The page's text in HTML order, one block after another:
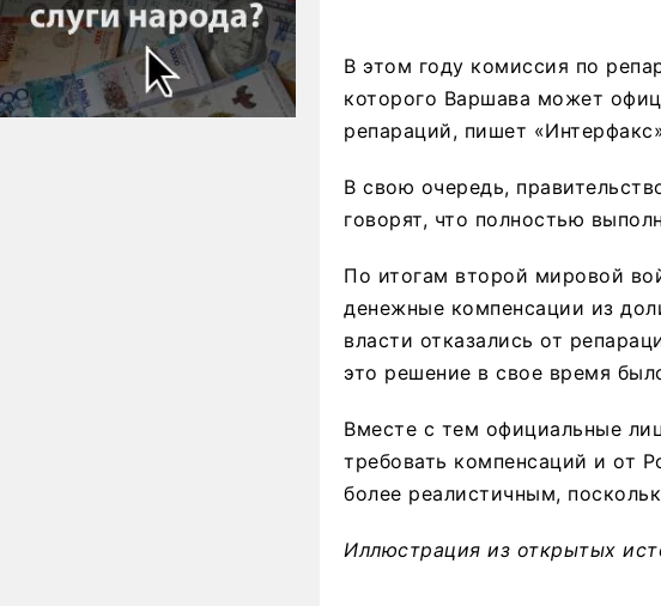
В этом году комиссия по
которого Варшава может
репараций, пишет
В свою очередь,
говорят, что полностью
По итогам второй мировой
денежные компенсации из
власти отказались от
это решение в свое время
Вместе с тем официальные
требовать компенсаций и от
более реалистичным,
Иллюстрация из открытых